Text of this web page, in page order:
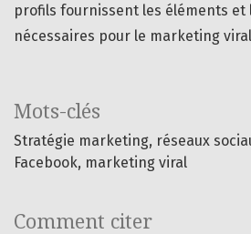
Mots-clés
Stratégie marketing, réseaux
Facebook, marketing viral
Comment citer
profils fournissent les éléments et
nécessaires pour le marketing